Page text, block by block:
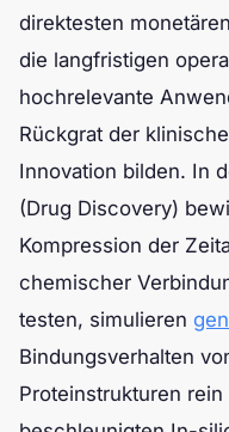
direktesten
die langfristigen
hochrelevante
Rückgrat der
Innovation bilden. In
(Drug Discovery)
Kompression der
chemischer
testen, simulieren
Bindungsverhalten
Proteinstrukturen